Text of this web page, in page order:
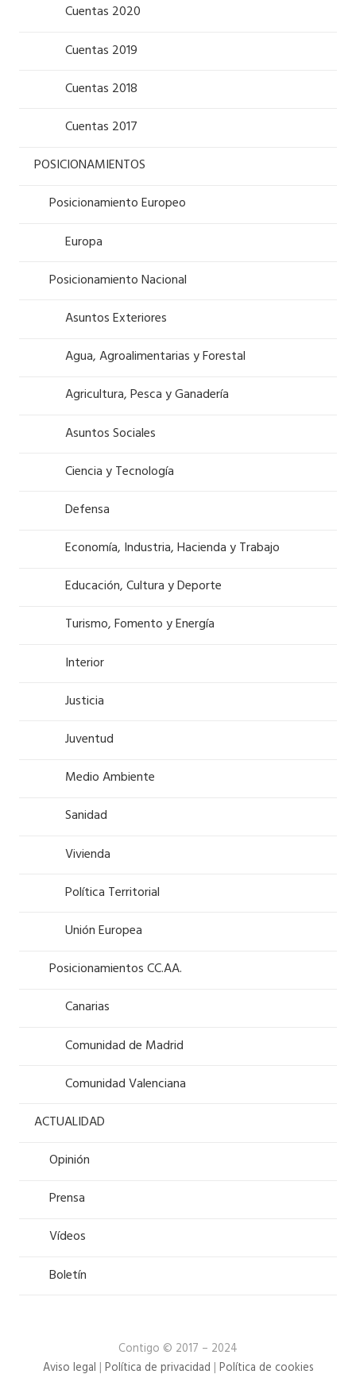
Cuentas 2020
Cuentas 2019
Cuentas 2018
Cuentas 2017
POSICIONAMIENTOS
Posicionamiento Europeo
Europa
Posicionamiento Nacional
Asuntos Exteriores
Agua, Agroalimentarias y Forestal
Agricultura, Pesca y Ganadería
Asuntos Sociales
Ciencia y Tecnología
Defensa
Economía, Industria, Hacienda y Trabajo
Educación, Cultura y Deporte
Turismo, Fomento y Energía
Interior
Justicia
Juventud
Medio Ambiente
Sanidad
Vivienda
Política Territorial
Unión Europea
Posicionamientos CC.AA.
Canarias
Comunidad de Madrid
Comunidad Valenciana
ACTUALIDAD
Opinión
Prensa
Vídeos
Boletín
Contigo © 2017 – 2024
Aviso legal |Política de privacidad |Política de cookies